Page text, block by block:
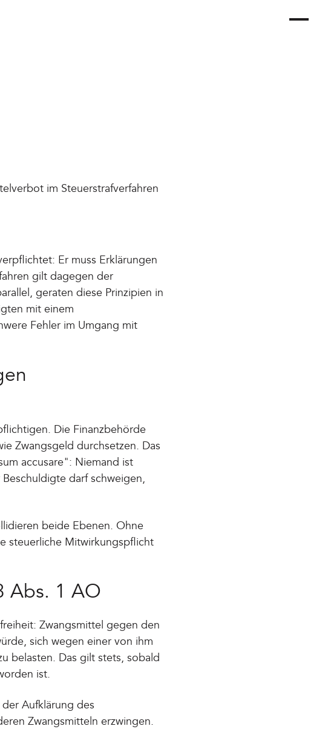
im Steuerstrafverfahren
Er muss Erklärungen
gilt dagegen der
geraten diese Prinzipien in
mit einem
Fehler im Umgang mit
Die Finanzbehörde
Zwangsgeld durchsetzen. Das
accusare": Niemand ist
darf schweigen,
beide Ebenen. Ohne
steuerliche Mitwirkungspflicht
Abs. 1 AO
Zwangsmittel gegen den
sich wegen einer von ihm
belasten. Das gilt stets, sobald
ist.
Aufklärung des
Zwangsmitteln erzwingen.